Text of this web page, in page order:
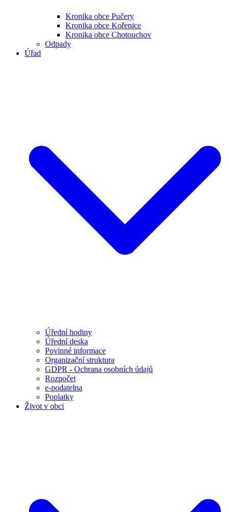
Kronika obce Pučery
Kronika obce Kořenice
Kronika obce Chotouchov
Odpady
Úřad
Úřední hodiny
Úřední deska
Povinné informace
Organizační struktura
GDPR - Ochrana osobních údajů
Rozpočet
e-podatelna
Poplatky
Život v obci